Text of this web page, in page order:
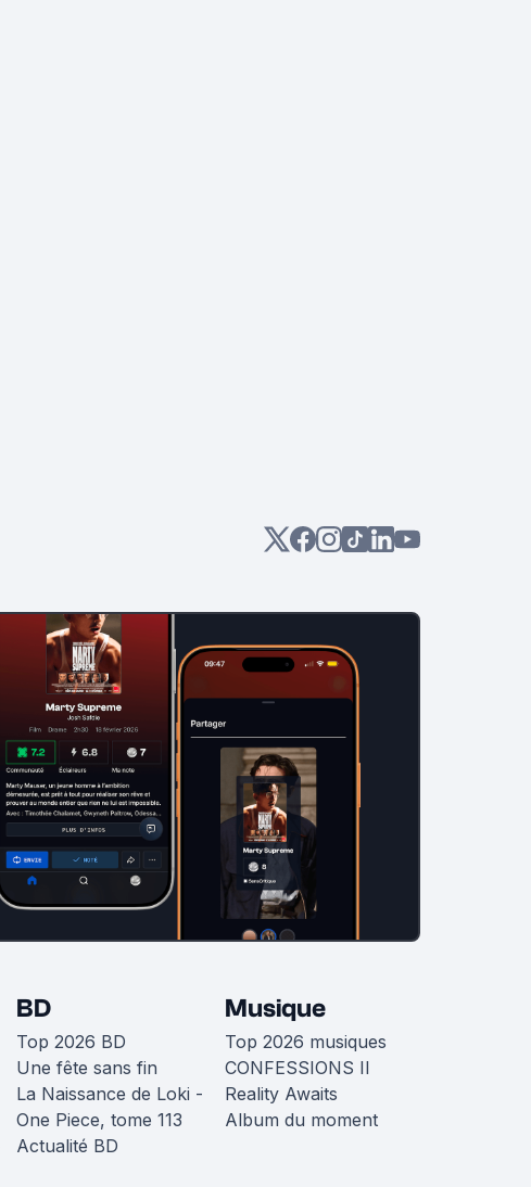
BD
Top 2026 BD
Une fête sans fin
La Naissance de Loki -
One Piece, tome 113
Actualité BD
Musique
Top 2026 musiques
CONFESSIONS II
Reality Awaits
Album du moment